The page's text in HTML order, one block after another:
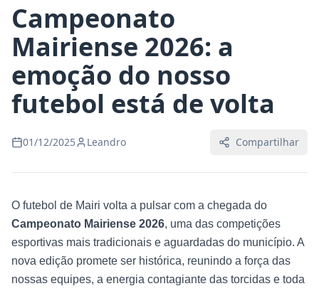
Campeonato
Mairiense 2026: a
emoção do nosso
futebol está de volta
01/12/2025 Leandro Compartilhar
O futebol de Mairi volta a pulsar com a chegada do
Campeonato Mairiense 2026, uma das competições
esportivas mais tradicionais e aguardadas do município. A
nova edição promete ser histórica, reunindo a força das
nossas equipes, a energia contagiante das torcidas e toda